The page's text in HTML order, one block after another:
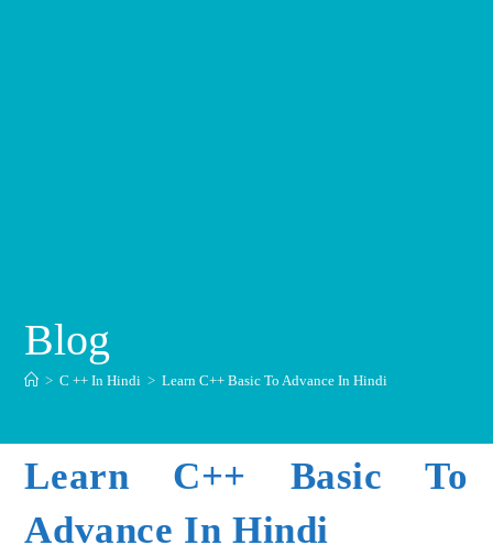
Blog
> C ++ In Hindi > Learn C++ Basic To Advance In Hindi
Learn C++ Basic To
Advance In Hindi